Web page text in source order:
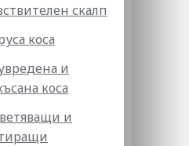
скалп
коса
и
коса
и